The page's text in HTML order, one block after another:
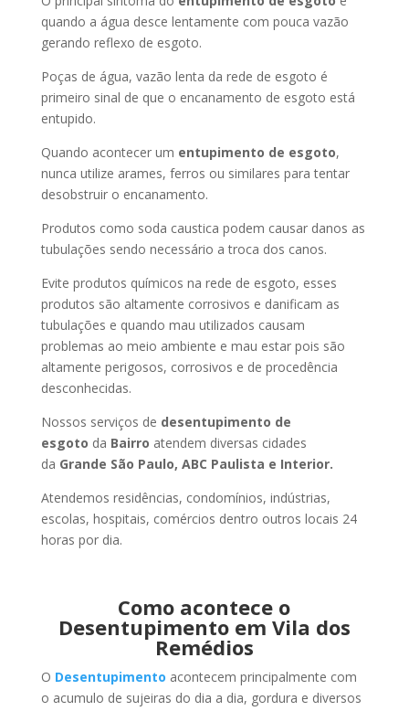
quando a água desce lentamente com pouca vazão
gerando reflexo de esgoto.
Poças de água, vazão lenta da rede de esgoto é
primeiro sinal de que o encanamento de esgoto está
entupido.
Quando acontecer um entupimento de esgoto,
nunca utilize arames, ferros ou similares para tentar
desobstruir o encanamento.
Produtos como soda caustica podem causar danos as
tubulações sendo necessário a troca dos canos.
Evite produtos químicos na rede de esgoto, esses
produtos são altamente corrosivos e danificam as
tubulações e quando mau utilizados causam
problemas ao meio ambiente e mau estar pois são
altamente perigosos, corrosivos e de procedência
desconhecidas.
Nossos serviços de desentupimento de
esgoto da Bairro atendem diversas cidades
da Grande São Paulo, ABC Paulista e Interior.
Atendemos residências, condomínios, indústrias,
escolas, hospitais, comércios dentro outros locais 24
horas por dia.
Como acontece o
Desentupimento em Vila dos
Remédios
O Desentupimento acontecem principalmente com
o acumulo de sujeiras do dia a dia, gordura e diversos